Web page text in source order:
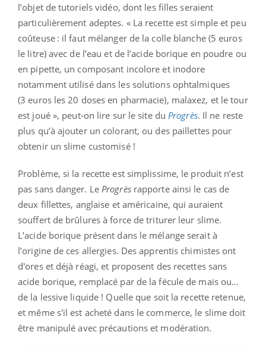
l’objet de tutoriels vidéo, dont les filles seraient
particulièrement adeptes. « La recette est simple et peu
coûteuse : il faut mélanger de la colle blanche (5 euros
le litre) avec de l’eau et de l’acide borique en poudre ou
en pipette, un composant incolore et inodore
notamment utilisé dans les solutions ophtalmiques
(3 euros les 20 doses en pharmacie), malaxez, et le tour
est joué », peut-on lire sur le site du Progrès. Il ne reste
plus qu’à ajouter un colorant, ou des paillettes pour
obtenir un slime customisé !
Problème, si la recette est simplissime, le produit n’est
pas sans danger. Le Progrèsrapporte ainsi le cas de
deux fillettes, anglaise et américaine, qui auraient
souffert de brûlures à force de triturer leur slime.
L’acide borique présent dans le mélange serait à
l’origine de ces allergies. Des apprentis chimistes ont
d'ores et déjà réagi, et proposent des recettes sans
acide borique, remplacé par de la fécule de maïs ou…
de la lessive liquide ! Quelle que soit la recette retenue,
et même s'il est acheté dans le commerce, le slime doit
être manipulé avec précautions et modération.